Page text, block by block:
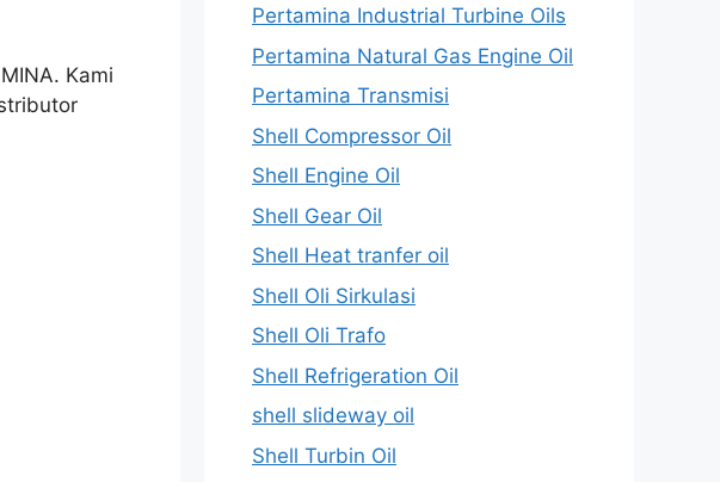
Kami
Pertamina Industrial Turbine Oils
Pertamina Natural Gas Engine Oil
Pertamina Transmisi
Shell Compressor Oil
Shell Engine Oil
Shell Gear Oil
Shell Heat tranfer oil
Shell Oli Sirkulasi
Shell Oli Trafo
Shell Refrigeration Oil
shell slideway oil
Shell Turbin Oil